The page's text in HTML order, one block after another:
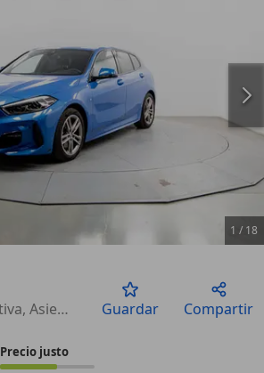
1 /18
Suspensión deportiva, Asientos deportivos, Airbags laterales, ISOFIX, ESP, Cierre centralizado, ABS, Aire Acondicionado
Guardar Compartir
Precio justo